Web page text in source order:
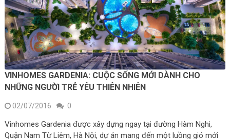
VINHOMES GARDENIA: CUỘC SỐNG MỚI DÀNH CHO
NHỮNG NGƯỜI TRẺ YÊU THIÊN NHIÊN
02/07/2016 0
Vinhomes Gardenia được xây dựng ngay tại đường Hàm Nghi,
Quận Nam Từ Liêm, Hà Nội, dự án mang đến một luồng gió mới